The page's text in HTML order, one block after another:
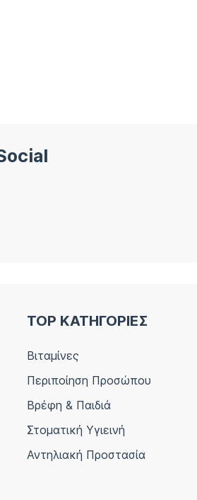
TOP ΚΑΤΗΓΟΡΙΕΣ
Βιταμίνες
Περιποίηση Προσώπου
Βρέφη & Παιδιά
Στοματική Υγιεινή
Αντηλιακή Προστασία